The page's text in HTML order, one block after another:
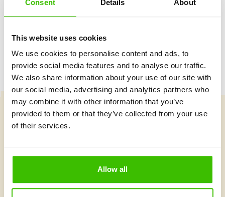
Consent Details About
This website uses cookies
We use cookies to personalise content and ads, to
provide social media features and to analyse our traffic.
We also share information about your use of our site with
our social media, advertising and analytics partners who
may combine it with other information that you’ve
provided to them or that they’ve collected from your use
of their services.
Allow all
Herný plán s motivačnými nálepkami
Čo je v Gymnathlone nové?